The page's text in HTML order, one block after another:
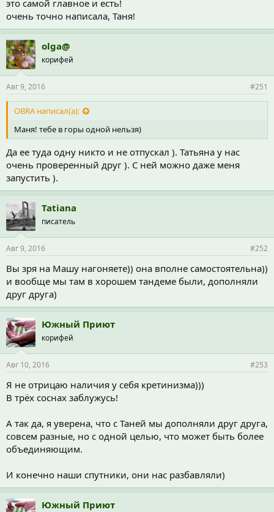
это самой главное и есть!
очень точно написала, Таня!
olga@
корифей
Авг 9, 2016 #251
OBRA написал(а):
Маня! тебе в горы одной нельзя)
Да ее туда одну никто и не отпускал ). Татьяна у нас
очень проверенный друг ). С ней можно даже меня
запустить ).
Tatiana
писатель
Авг 9, 2016 #252
Вы зря на Машу нагоняете)) она вполне самостоятельна))
и вообще мы там в хорошем тандеме были, дополняли
друг друга)
Южный Приют
корифей
Авг 10, 2016 #253
Я не отрицаю наличия у себя кретинизма)))
В трёх соснах заблужусь!
А так да, я уверена, что с Таней мы дополняли друг друга,
совсем разные, но с одной целью, что может быть более
объединяющим.
И конечно наши спутники, они нас разбавляли)
Южный Приют